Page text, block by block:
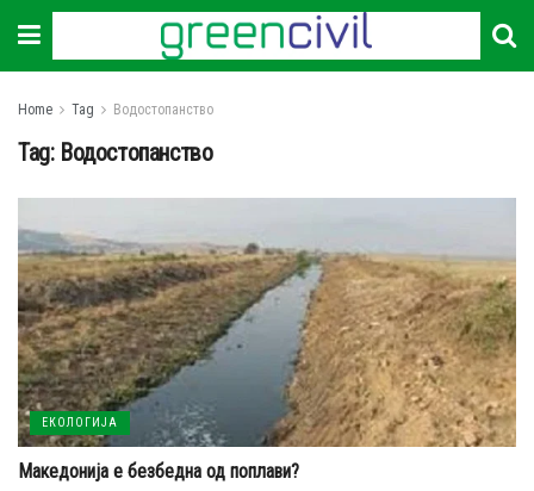
Home Tag Водостопанство
Tag: Водостопанство
ЕКОЛОГИЈА
Македонија е безбедна од поплави?